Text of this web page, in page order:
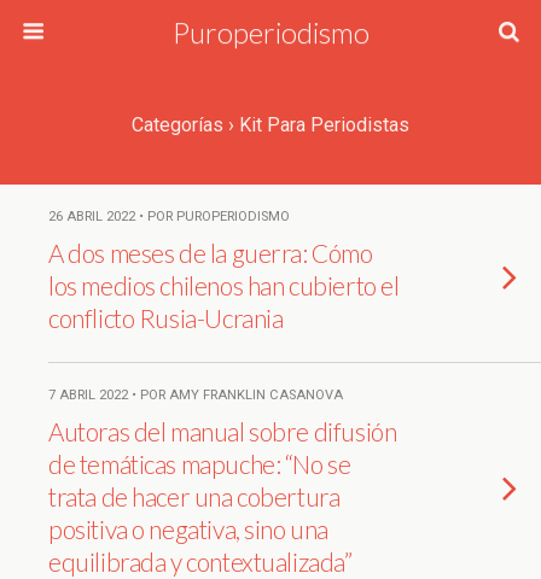
Puroperiodismo
Categorías › Kit Para Periodistas
26 ABRIL 2022 • POR PUROPERIODISMO
A dos meses de la guerra: Cómo
los medios chilenos han cubierto el
conflicto Rusia-Ucrania
7 ABRIL 2022 • POR AMY FRANKLIN CASANOVA
Autoras del manual sobre difusión
de temáticas mapuche: “No se
trata de hacer una cobertura
positiva o negativa, sino una
equilibrada y contextualizada”